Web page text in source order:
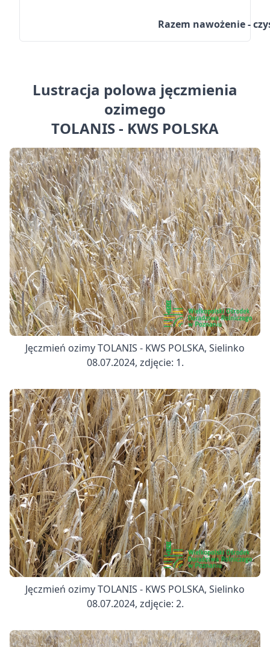
Razem nawożenie -
Lustracja polowa jęczmienia
ozimego
TOLANIS - KWS POLSKA
Jęczmień ozimy TOLANIS - KWS POLSKA, Sielinko
08.07.2024, zdjęcie: 1.
Jęczmień ozimy TOLANIS - KWS POLSKA, Sielinko
08.07.2024, zdjęcie: 2.